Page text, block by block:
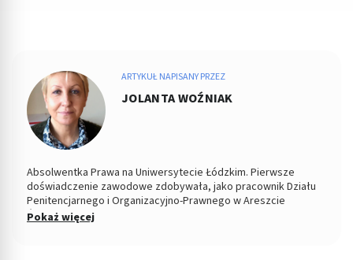
ARTYKUŁ NAPISANY PRZEZ
JOLANTA WOŹNIAK
Absolwentka Prawa na Uniwersytecie Łódzkim. Pierwsze
doświadczenie zawodowe zdobywała, jako pracownik Działu
Penitencjarnego i Organizacyjno-Prawnego w Areszcie
Śledczym w Łodzi. Od 2004 roku Zastępca Prezesa i Członek
Pokaż więcej